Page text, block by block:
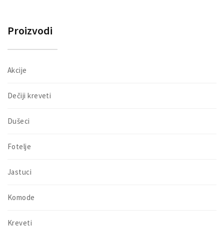
Proizvodi
Akcije
Dečiji kreveti
Dušeci
Fotelje
Jastuci
Komode
Kreveti